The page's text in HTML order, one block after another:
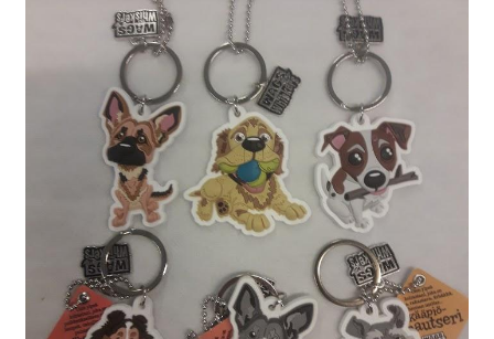
Tietosuojaseloste
Toimitusehdot